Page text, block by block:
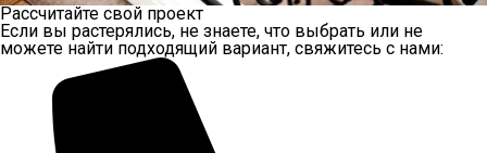
Рассчитайте свой проект
Если вы растерялись, не знаете, что выбрать или не
можете найти подходящий вариант, свяжитесь с нами: